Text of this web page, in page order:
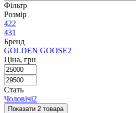
Фільтр
Розмір
422
431
Бренд
GOLDEN GOOSE2
Ціна, грн
Стать
Чоловічі2
Показати 2 товара